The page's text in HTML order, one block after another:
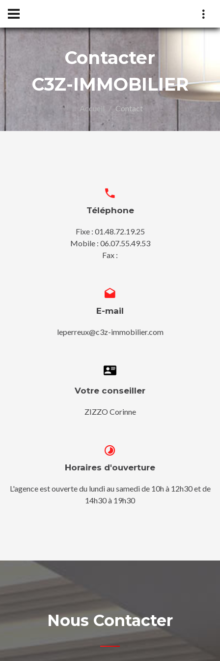
Contacter
C3Z-IMMOBILIER
Accueil Contact
Téléphone
Fixe : 01.48.72.19.25
Mobile : 06.07.55.49.53
Fax :
E-mail
leperreux@c3z-immobilier.com
Votre conseiller
ZIZZO Corinne
Horaires d'ouverture
L'agence est ouverte du lundi au samedi de 10h à 12h30 et de
14h30 à 19h30
Nous Contacter